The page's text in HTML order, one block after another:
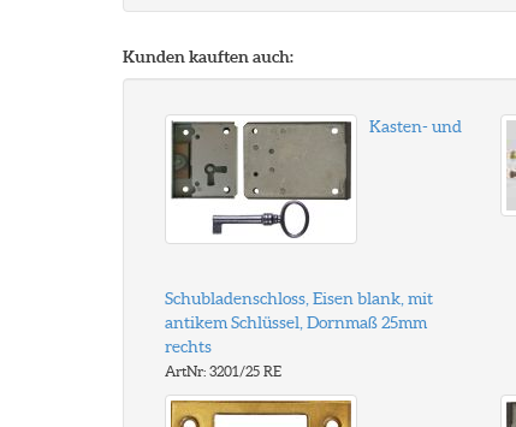
Kunden kauften auch:
Kasten- und
Schubladenschloss, Eisen blank, mit
antikem Schlüssel, Dornmaß 25mm
rechts
ArtNr: 3201/25 RE